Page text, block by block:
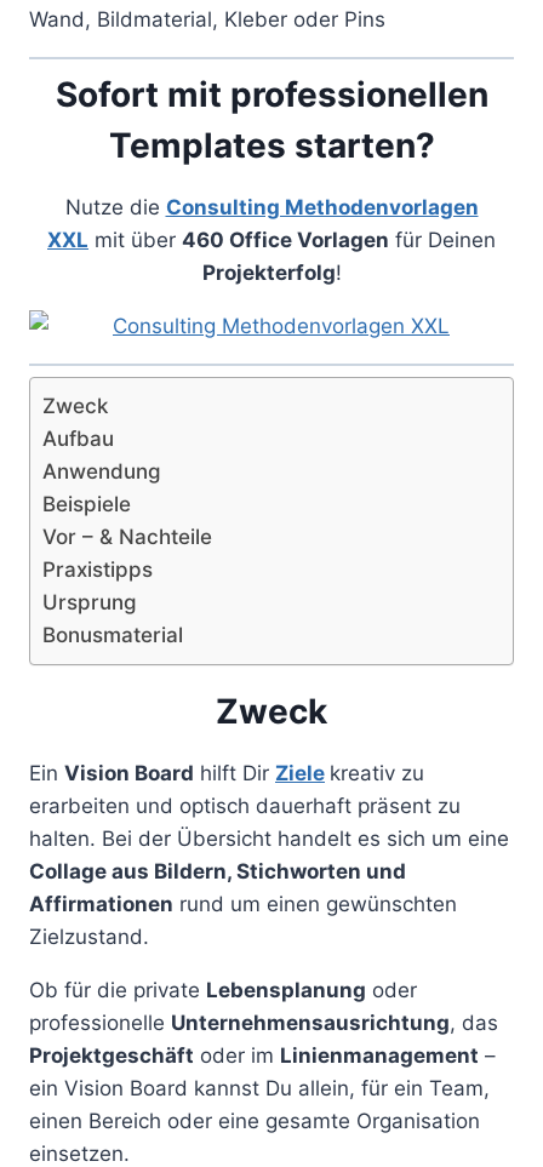
Wand, Bildmaterial, Kleber oder Pins
Sofort mit professionellen
Templates starten?
Nutze die Consulting Methodenvorlagen
XXL mit über 460 Office Vorlagen für Deinen
Projekterfolg!
Zweck
Aufbau
Anwendung
Beispiele
Vor – & Nachteile
Praxistipps
Ursprung
Bonusmaterial
Zweck
Ein Vision Board hilft Dir Ziele kreativ zu
erarbeiten und optisch dauerhaft präsent zu
halten. Bei der Übersicht handelt es sich um eine
Collage aus Bildern, Stichworten und
Affirmationen rund um einen gewünschten
Zielzustand.
Ob für die private Lebensplanung oder
professionelle Unternehmensausrichtung, das
Projektgeschäft oder im Linienmanagement –
ein Vision Board kannst Du allein, für ein Team,
einen Bereich oder eine gesamte Organisation
einsetzen.